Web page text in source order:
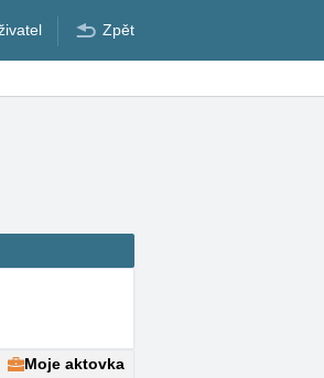
Zpět
Moje aktovka